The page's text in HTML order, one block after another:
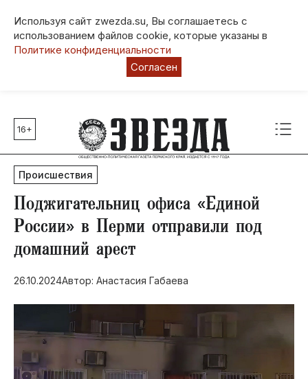
Используя сайт zwezda.su, Вы соглашаетесь с
использованием файлов cookie, которые указаны в
Политике конфиденциальности
Согласен
Главные темы
80 лет Победы
Молодежная столица РФ
СВО
Выборы в Пермском крае
Социальная поддержка
Инфраструктура
Благоустройство
16+
Происшествия
П​оджигательниц офиса «Единой
России» в Перми отправили под
домашний арест
26.10.2024Автор: Анастасия Габаева